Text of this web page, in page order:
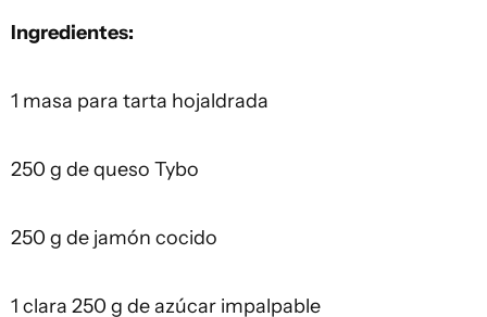
Ingredientes:
1 masa para tarta hojaldrada
250 g de queso Tybo
250 g de jamón cocido
1 clara 250 g de azúcar impalpable